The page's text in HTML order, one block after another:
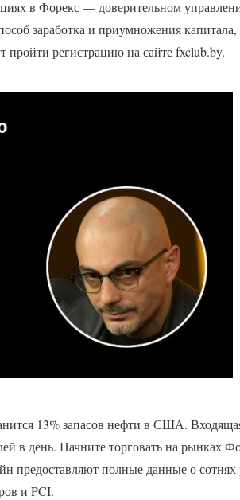
в Форекс — доверительном
заработка и приумножения капитала,
пройти регистрацию на сайте fxclub.by.
13% запасов нефти в США.
в день. Начните торговать на рынках
предоставляют полные данные о
и PCI.